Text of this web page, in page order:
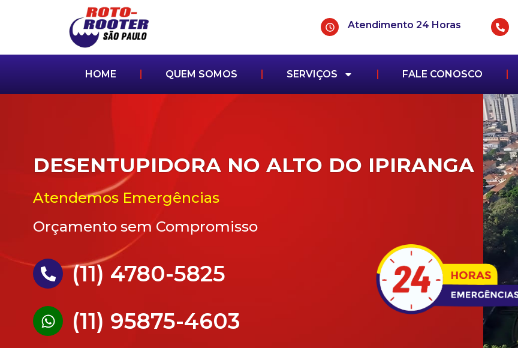
Atendimento 24 Horas
HOME QUEM SOMOS SERVIÇOS FALE CONOSCO
DESENTUPIDORA NO ALTO DO IPIRANGA
Atendemos Emergências
Orçamento sem Compromisso
(11) 4780-5825
(11) 95875-4603